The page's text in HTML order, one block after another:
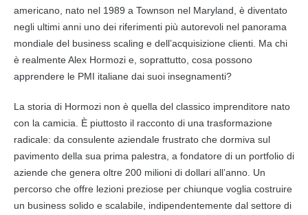
americano, nato nel 1989 a Townson nel Maryland, è diventato
negli ultimi anni uno dei riferimenti più autorevoli nel panorama
mondiale del business scaling e dell’acquisizione clienti. Ma chi
è realmente Alex Hormozi e, soprattutto, cosa possono
apprendere le PMI italiane dai suoi insegnamenti?
La storia di Hormozi non è quella del classico imprenditore nato
con la camicia. È piuttosto il racconto di una trasformazione
radicale: da consulente aziendale frustrato che dormiva sul
pavimento della sua prima palestra, a fondatore di un portfolio di
aziende che genera oltre 200 milioni di dollari all’anno. Un
percorso che offre lezioni preziose per chiunque voglia costruire
un business solido e scalabile, indipendentemente dal settore di